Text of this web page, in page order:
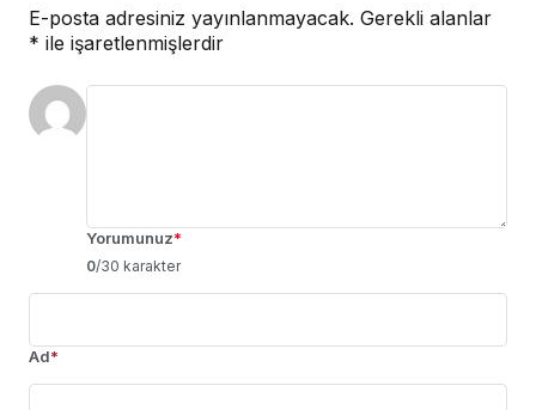
E-posta adresiniz yayınlanmayacak. Gerekli alanlar
* ile işaretlenmişlerdir
Yorumunuz*
0/30 karakter
Ad*